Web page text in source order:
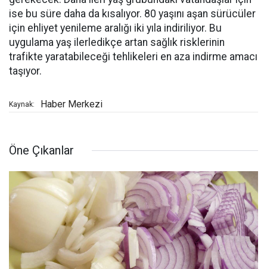
ise bu süre daha da kısalıyor. 80 yaşını aşan sürücüler
için ehliyet yenileme aralığı iki yıla indiriliyor. Bu
uygulama yaş ilerledikçe artan sağlık risklerinin
trafikte yaratabileceği tehlikeleri en aza indirme amacı
taşıyor.
Kaynak: Haber Merkezi
Öne Çıkanlar